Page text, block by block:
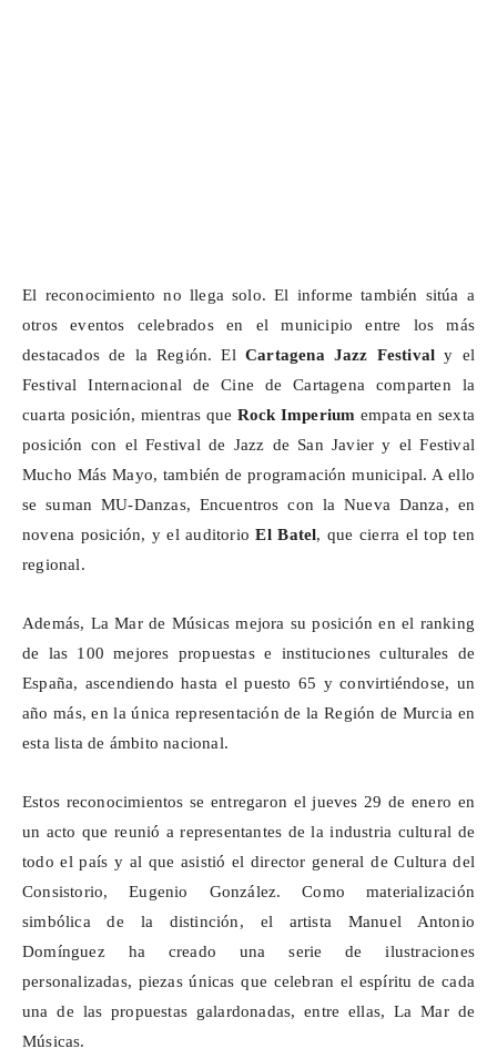
El reconocimiento no llega solo. El informe también sitúa a
otros eventos celebrados en el municipio entre los más
destacados de la Región. El Cartagena Jazz Festival y el
Festival Internacional de Cine de Cartagena comparten la
cuarta posición, mientras que Rock Imperium empata en sexta
posición con el Festival de Jazz de San Javier y el Festival
Mucho Más Mayo, también de programación municipal. A ello
se suman MU-Danzas, Encuentros con la Nueva Danza, en
novena posición, y el auditorioEl Batel, que cierra el top ten
regional.
Además, La Mar de Músicas mejora su posición en el ranking
de las 100 mejores propuestas e instituciones culturales de
España, ascendiendo hasta el puesto 65 y convirtiéndose, un
año más, en la única representación de la Región de Murcia en
esta lista de ámbito nacional.
Estos reconocimientos se entregaron el jueves 29 de enero en
un acto que reunió a representantes de la industria cultural de
todo el país y al que asistió el director general de Cultura del
Consistorio, Eugenio González. Como materialización
simbólica de la distinción, el artista Manuel Antonio
Domínguez ha creado una serie de ilustraciones
personalizadas, piezas únicas que celebran el espíritu de cada
una de las propuestas galardonadas, entre ellas, La Mar de
Músicas.